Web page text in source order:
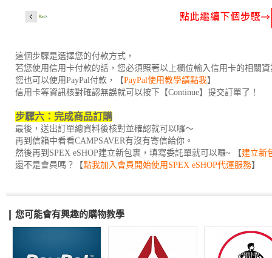
這個步驟是選擇您的付款方式，
若您使用信用卡付款的話，您必須照著以上欄位輸入信用卡的相關資
您也可以使用PayPal付款，【PayPal使用教學請點我】
信用卡等資訊核對確認無誤就可以按下【Continue】提交訂單了！
步驟六：完成商品訂購
最後，送出訂單總資料後核對並確認就可以囉～
再到信箱中看看CAMPSAVER有沒有寄信給你。
然後再到SPEX eSHOP建立新包裹，填寫委託單就可以囉~ 【建立新
還不是會員嗎？【點我加入會員開始使用SPEX eSHOP代運服務】
您可能會有興趣的購物教學